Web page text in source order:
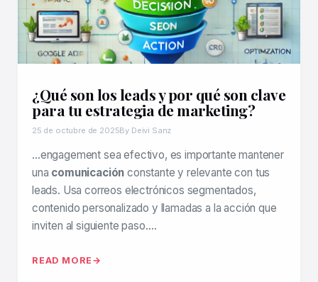
¿Qué son los leads y por qué son clave
para tu estrategia de marketing?
25 de octubre de 2025By Deivi Sanz
…engagement sea efectivo, es importante mantener
una comunicación constante y relevante con tus
leads. Usa correos electrónicos segmentados,
contenido personalizado y llamadas a la acción que
inviten al siguiente paso….
READ MORE